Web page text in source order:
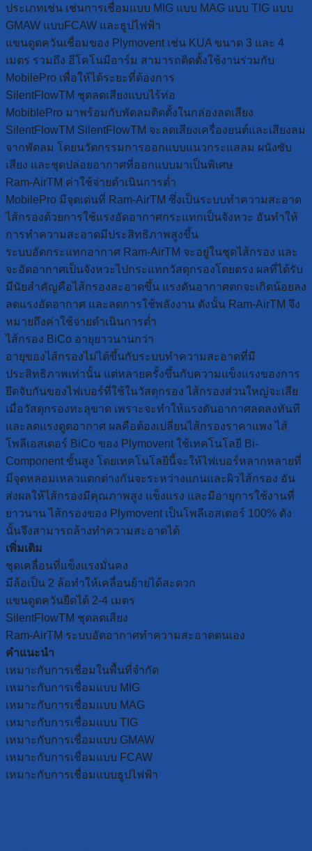
ประเภทเช่น เช่นการเชื่อมแบบ MIG แบบ MAG แบบ TIG แบบ
GMAW แบบFCAW และธูปไฟฟ้า
แขนดูดควันเชื่อมของ Plymovent เช่น KUA ขนาด 3 และ 4
เมตร รวมถึง อีโคโนมีอาร์ม สามารถติดตั้งใช้งานร่วมกับ
MobilePro เพื่อให้ได้ระยะที่ต้องการ
SilentFlowTM ชุดลดเสียงแบบไร้ท่อ
MobiblePro มาพร้อมกับพัดลมติดตั้งในกล่องลดเสียง
SilentFlowTM SilentFlowTM จะลดเสียงเครื่องยนต์และเสียงลม
จากพัดลม โดยนวัตกรรมการออกแบบแนวกระแสลม ผนังซับ
เสียง และชุดปล่อยอากาศที่ออกแบบมาเป็นพิเศษ
Ram-AirTM ค่าใช้จ่ายดำเนินการต่ำ
MobilePro มีจุดเด่นที่ Ram-AirTM ซึ่งเป็นระบบทำความสะอาด
ไส้กรองด้วยการใช้แรงอัดอากาศกระแทกเป็นจังหวะ อันทำให้
การทำความสะอาดมีประสิทธิภาพสูงขึ้น
ระบบอัดกระแทกอากาศ Ram-AirTM จะอยู่ในชุดไส้กรอง และ
จะอัดอากาศเป็นจังหวะไปกระแทกวัสดุกรองโดยตรง ผลที่ได้รับ
มีนัยสำคัญคือไส้กรองสะอาดขึ้น แรงดันอากาศตกจะเกิดน้อยลง
ลดแรงอัดอากาศ และลดการใช้พลังงาน ดังนั้น Ram-AirTM จึง
หมายถึงค่าใช้จ่ายดำเนินการต่ำ
ไส้กรอง BiCo อายุยาวนานกว่า
อายุของไส้กรองไม่ได้ขึ้นกับระบบทำความสะอาดที่มี
ประสิทธิภาพเท่านั้น แต่หลายครั้งขึ้นกับความแข็งแรงของการ
ยึดจับกันของไฟเบอร์ที่ใช้ในวัสดุกรอง ไส้กรองส่วนใหญ่จะเสีย
เมื่อวัสดุกรองทะลุขาด เพราะจะทำให้แรงดันอากาศลดลงทันที
และลดแรงดูดอากาศ ผลคือต้องเปลี่ยนไส้กรองราคาแพง ไส้
โพลีเอสเตอร์ BiCo ของ Plymovent ใช้เทคโนโลยี Bi-
Component ขั้นสูง โดยเทคโนโลยีนี้จะให้ไฟเบอร์หลากหลายที่
มีจุดหลอมเหลวแตกต่างกันจะระหว่างแกนและผิวไส้กรอง อัน
ส่งผลให้ไส้กรองมีคุณภาพสูง แข็งแรง และมีอายุการใช้งานที่
ยาวนาน ไส้กรองของ Plymovent เป็นโพลีเอสเตอร์ 100% ดัง
นั้นจึงสามารถล้างทำความสะอาดได้
เพิ่มเติม
ชุดเคลื่อนที่แข็งแรงมั่นคง
มีล้อเป็น 2 ล้อทำให้เคลื่อนย้ายได้สะดวก
แขนดูดควันยืดได้ 2-4 เมตร
SilentFlowTM ชุดลดเสียง
Ram-AirTM ระบบอัดอากาศทำความสะอาดตนเอง
คำแนะนำ
เหมาะกับการเชื่อมในพื้นที่จำกัด
เหมาะกับการเชื่อมแบบ MIG
เหมาะกับการเชื่อมแบบ MAG
เหมาะกับการเชื่อมแบบ TIG
เหมาะกับการเชื่อมแบบ GMAW
เหมาะกับการเชื่อมแบบ FCAW
เหมาะกับการเชื่อมแบบธูปไฟฟ้า